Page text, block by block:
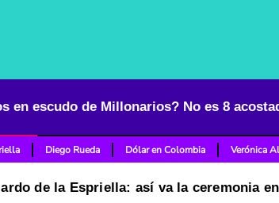
Diego Rueda Dólar en Colombia Verónica
de la Espriella: así va la ceremonia